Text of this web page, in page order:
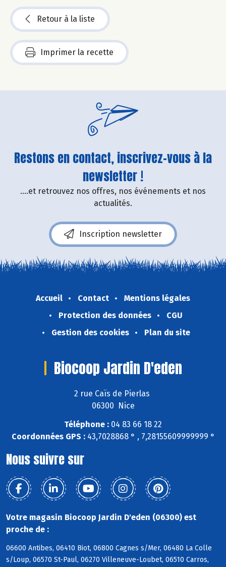
Retour à la liste
Imprimer la recette
Restons en contact, inscrivez-vous à la
newsletter !
....et retrouvez nos offres, nos événements et nos
actualités.
Inscription newsletter
Accueil Contact
Mentions légales
Protection des données
CGU
Gestion des cookies
Plan du site
Biocoop Jardin D'eden
2 rue Caïs de Pierlas
06300 Nice
Téléphone : 04 83 66 18 22
Coordonnées GPS :43,7028868 ° , 7,28155609999999 °
Nous suivre sur
Votre magasin Biocoop Jardin D'eden (06300) est
proche de :
06600 Antibes, 06410 Biot, 06800 Cagnes s/Mer, 06480 La Colle
s/Loup, 06570 St-Paul, 06270 Villeneuve-Loubet, 06510 Carros,